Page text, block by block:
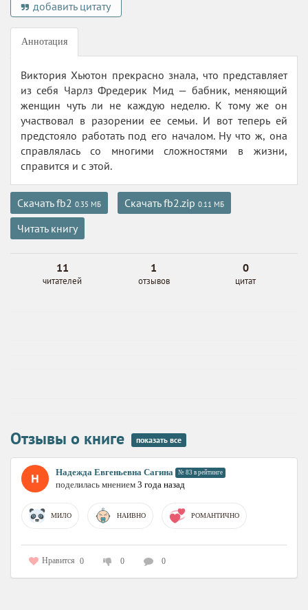
добавить цитату
Аннотация
Виктория Хьютон прекрасно знала, что представляет
из себя Чарлз Фредерик Мид — бабник, меняющий
женщин чуть ли не каждую неделю. К тому же он
участвовал в разорении ее семьи. И вот теперь ей
предстояло работать под его началом. Ну что ж, она
справлялась со многими сложностями в жизни,
справится и с этой.
Скачать fb2 0.35 МБ Скачать fb2.zip 0.11 МБ
Читать книгу
11
читателей
1
отзывов
0
цитат
Отзывы о книге показать все
Надежда Евгеньевна Сагина № 83 в рейтинге
поделилась мнением 3 года назад
МИЛО НАИВНО РОМАНТИЧНО
Нравится 0 0 0